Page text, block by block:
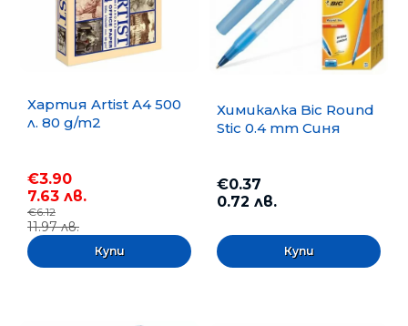
Хартия Artist A4 500
л. 80 g/m2
€3.90
7.63 лв.
€6.12
11.97 лв.
Химикалка Bic Round
Stic 0.4 mm Синя
€0.37
0.72 лв.